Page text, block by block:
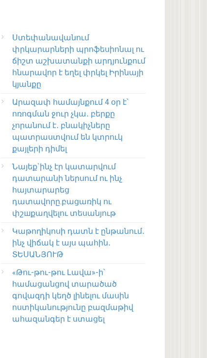
Ստեփանավանում
փրկարարների պրոֆեսիոնալ ու
ճիշտ աշխատանքի արդյունքում
հնարավոր է եղել փրկել Իրինայի
կյանքը
Արազափ համայնքում 4 օր է՝
ոռոգման ջուր չկա․ բերքը
չորանում է․ բնակիչները
պատրաստվում են կտրուկ
քայլերի դիմել
Նայեք`ինչ էր կատարվում
դատարանի ներսում ու ինչ
հայտարարեց
դատավորը.բացառիկ ու
փշшքաղվելու տեսանյութ
Կաթողիկոսի դատն է ընթանում․
ինչ վիճակ է այս պահին․
ՏԵՍԱՆՅՈՒԹ
«Թու-թու-թու Լավա»-ի՝
համացանցով տարածած
գովազդի կեղծ լինելու մասին
ոստիկանությունը բազմաթիվ
ահազանգեր է ստացել